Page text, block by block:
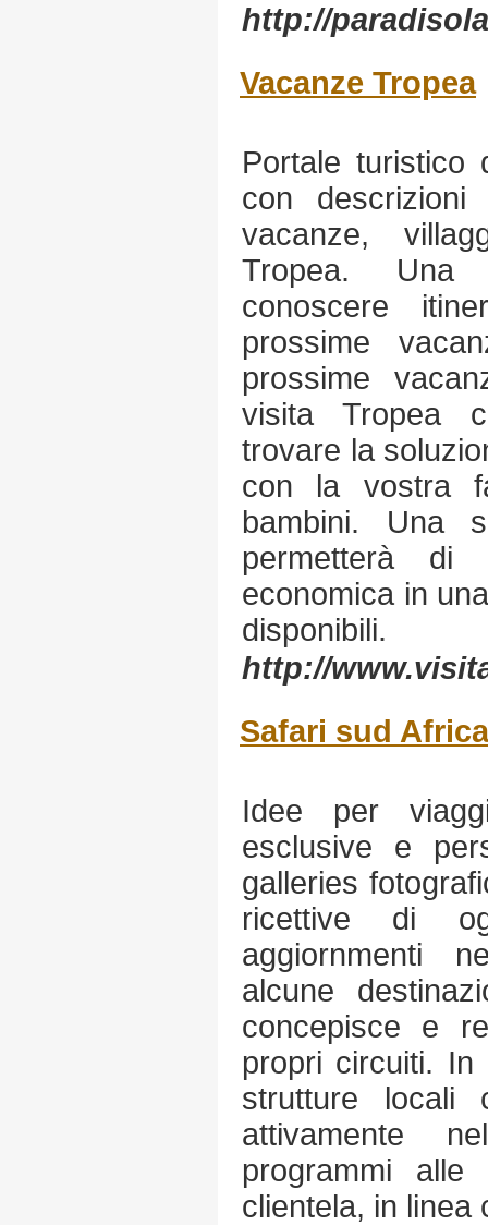
http://
Vacanze Tropea
Portale turistico
con
vacanze,
Tropea.
conoscere
prossime
prossime
visita Tropea
trovare la
con la vostra
bambini. Una
permetterà di
economica in
disponibili.
http://
Safari sud Africa
Idee per
esclusive e
galleries
ricettive di
aggiornmenti
alcune
concepisce e
propri circuiti.
strutture locali
attivamente
programmi alle
clientela, in linea